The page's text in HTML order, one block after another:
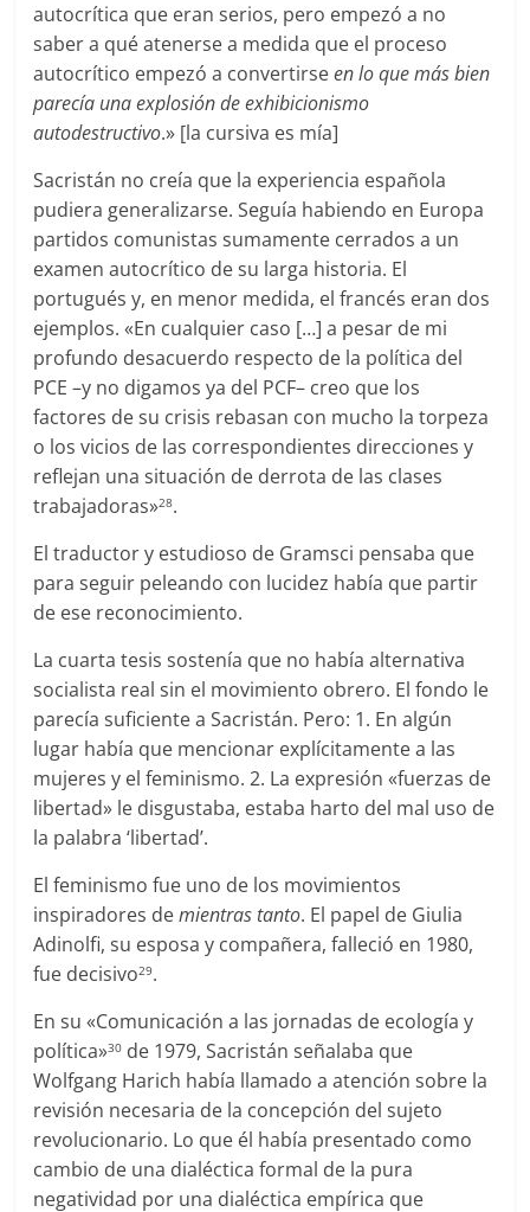
autocrítica que eran serios, pero empezó a no
saber a qué atenerse a medida que el proceso
autocrítico empezó a convertirseen lo que más bien
parecía una explosión de exhibicionismo
autodestructivo.» [la cursiva es mía]
Sacristán no creía que la experiencia española
pudiera generalizarse. Seguía habiendo en Europa
partidos comunistas sumamente cerrados a un
examen autocrítico de su larga historia. El
portugués y, en menor medida, el francés eran dos
ejemplos. «En cualquier caso […] a pesar de mi
profundo desacuerdo respecto de la política del
PCE –y no digamos ya del PCF– creo que los
factores de su crisis rebasan con mucho la torpeza
o los vicios de las correspondientes direcciones y
reflejan una situación de derrota de las clases
trabajadoras»28.
El traductor y estudioso de Gramsci pensaba que
para seguir peleando con lucidez había que partir
de ese reconocimiento.
La cuarta tesis sostenía que no había alternativa
socialista real sin el movimiento obrero. El fondo le
parecía suficiente a Sacristán. Pero: 1. En algún
lugar había que mencionar explícitamente a las
mujeres y el feminismo. 2. La expresión «fuerzas de
libertad» le disgustaba, estaba harto del mal uso de
la palabra ‘libertad’.
El feminismo fue uno de los movimientos
inspiradores demientras tanto. El papel de Giulia
Adinolfi, su esposa y compañera, falleció en 1980,
fue decisivo29.
En su «Comunicación a las jornadas de ecología y
política»30 de 1979, Sacristán señalaba que
Wolfgang Harich había llamado a atención sobre la
revisión necesaria de la concepción del sujeto
revolucionario. Lo que él había presentado como
cambio de una dialéctica formal de la pura
negatividad por una dialéctica empírica que